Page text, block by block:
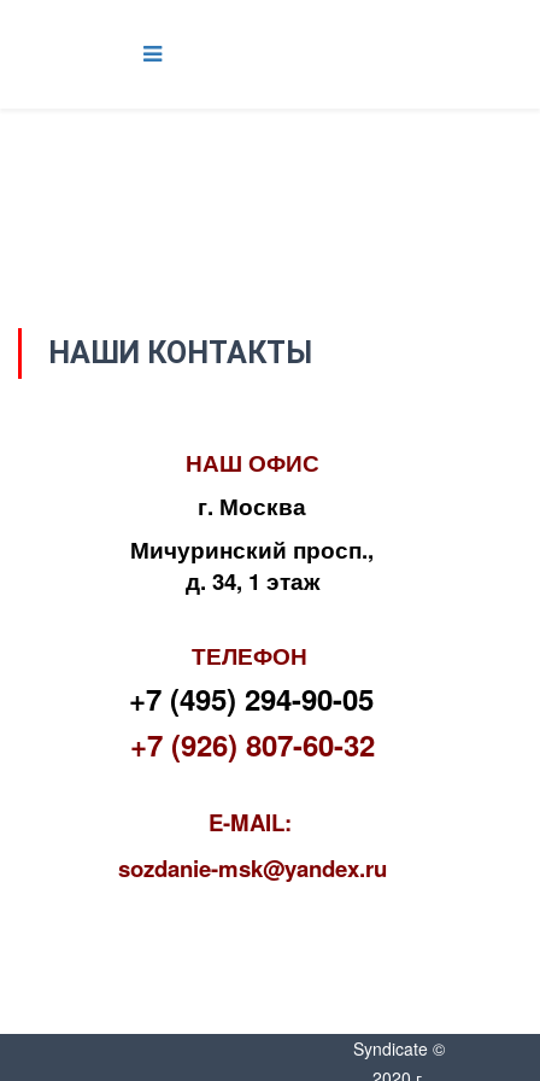
НАШИ КОНТАКТЫ
НАШ ОФИС
г. Москва
Мичуринский просп.,
д. 34, 1 этаж
ТЕЛЕФОН
+7 (495) 294-90-05
+7 (926) 807-60-32
E-MAIL:
sozdanie-msk@yandex.ru
Syndicate ©